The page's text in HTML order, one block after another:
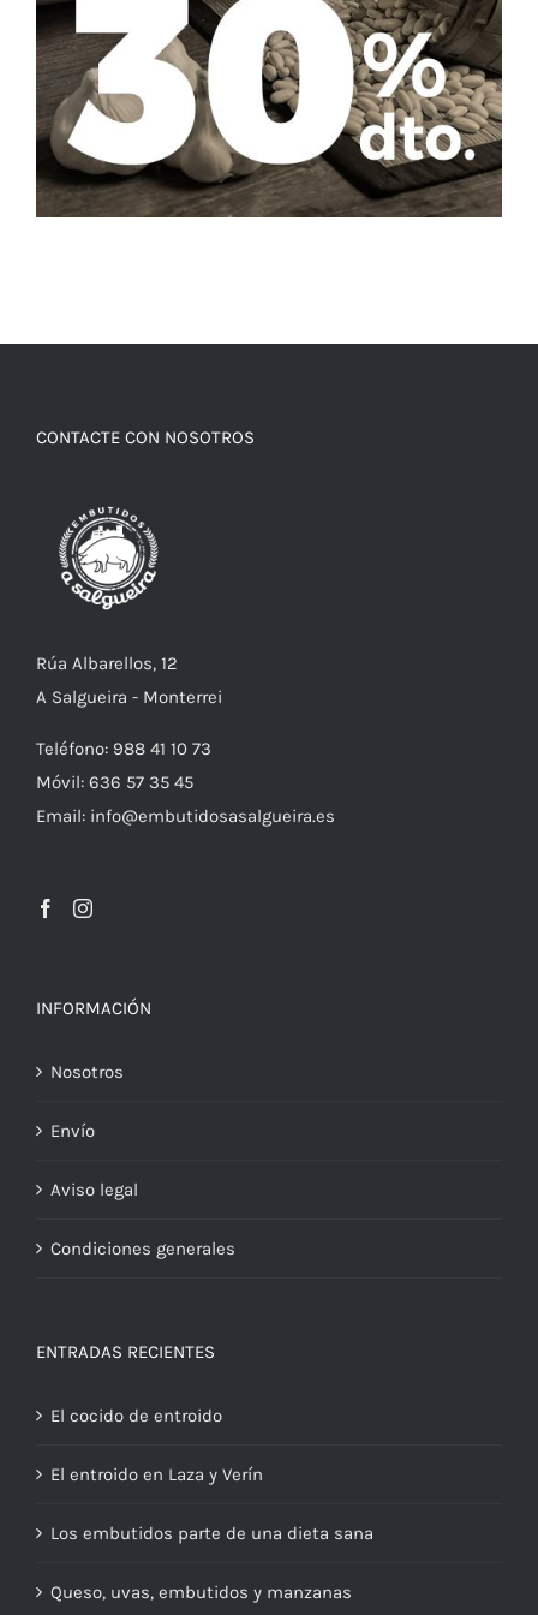
CONTACTE CON NOSOTROS
Rúa Albarellos, 12
A Salgueira - Monterrei
Teléfono: 988 41 10 73
Móvil: 636 57 35 45
Email: info@embutidosasalgueira.es
INFORMACIÓN
Nosotros
Envío
Aviso legal
Condiciones generales
ENTRADAS RECIENTES
El cocido de entroido
El entroido en Laza y Verín
Los embutidos parte de una dieta sana
Queso, uvas, embutidos y manzanas